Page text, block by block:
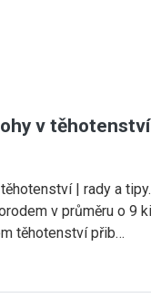
v
| rady a
v průměru o 9
těhotenství přib…